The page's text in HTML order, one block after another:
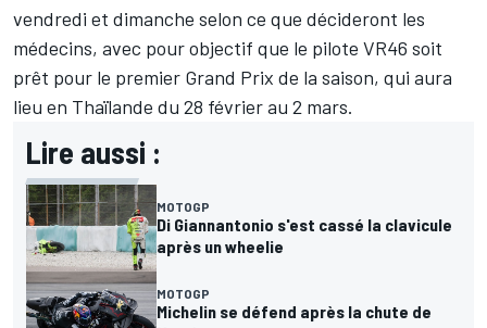
vendredi et dimanche selon ce que décideront les
médecins, avec pour objectif que le pilote VR46 soit
prêt pour le premier Grand Prix de la saison, qui aura
lieu en Thaïlande du 28 février au 2 mars.
Lire aussi :
MOTOGP
Di Giannantonio s'est cassé la clavicule
après un wheelie
MOTOGP
Michelin se défend après la chute de